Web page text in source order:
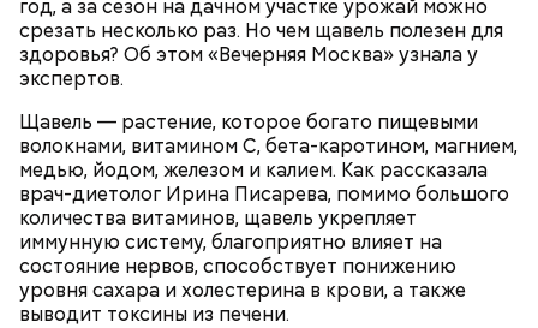
год, а за сезон на дачном участке урожай можно
срезать несколько раз. Но чем щавель полезен для
здоровья? Об этом «Вечерняя Москва» узнала у
экспертов.
Щавель — растение, которое богато пищевыми
волокнами, витамином С, бета-каротином, магнием,
медью, йодом, железом и калием. Как рассказала
врач-диетолог Ирина Писарева, помимо большого
количества витаминов, щавель укрепляет
иммунную систему, благоприятно влияет на
состояние нервов, способствует понижению
уровня сахара и холестерина в крови, а также
выводит токсины из печени.